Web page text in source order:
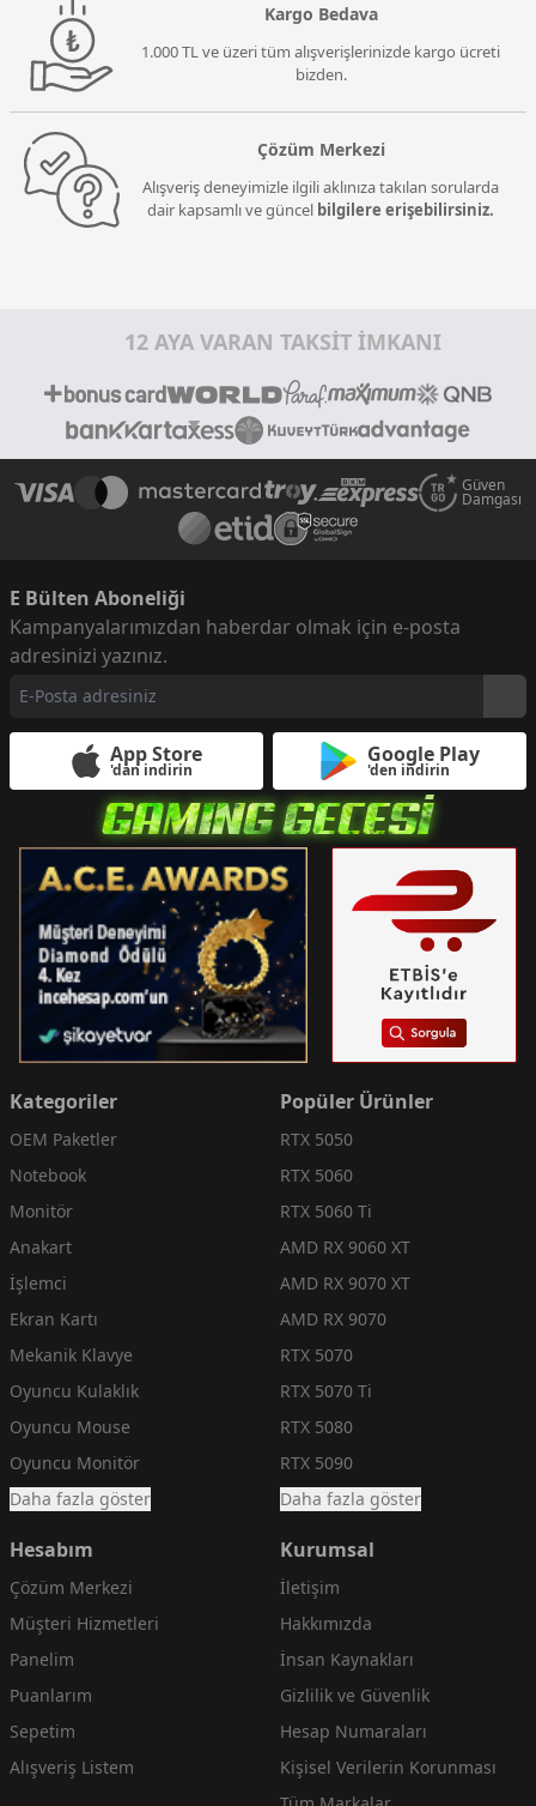
Kargo Bedava
1.000 TL ve üzeri tüm alışverişlerinizde kargo ücreti
bizden.
Çözüm Merkezi
Alışveriş deneyimizle ilgili aklınıza takılan sorularda
dair kapsamlı ve güncel bilgilere erişebilirsiniz.
12 AYA VARAN TAKSİT İMKANI
Güven
Damgası
E Bülten Aboneliği
Kampanyalarımızdan haberdar olmak için e-posta
adresinizi yazınız.
App Store
'dan indirin
Google Play
'den indirin
Kategoriler
OEM Paketler
Notebook
Monitör
Anakart
İşlemci
Ekran Kartı
Mekanik Klavye
Oyuncu Kulaklık
Oyuncu Mouse
Oyuncu Monitör
Daha fazla göster
Popüler Ürünler
RTX 5050
RTX 5060
RTX 5060 Ti
AMD RX 9060 XT
AMD RX 9070 XT
AMD RX 9070
RTX 5070
RTX 5070 Ti
RTX 5080
RTX 5090
Daha fazla göster
Hesabım
Çözüm Merkezi
Müşteri Hizmetleri
Panelim
Puanlarım
Sepetim
Alışveriş Listem
Kurumsal
İletişim
Hakkımızda
İnsan Kaynakları
Gizlilik ve Güvenlik
Hesap Numaraları
Kişisel Verilerin Korunması